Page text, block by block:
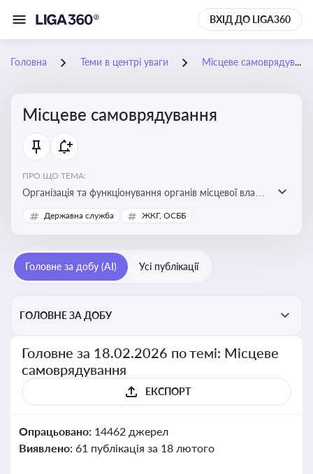
ВХІД ДО LIGA360
Головна Теми в центрі уваги Місцеве самоврядування
Місцеве самоврядування
ПРО ЩО ТЕМА:
Організація та функціонування органів місцевої влади,
які приймають рішення та здійснюють управлінські
функції на рівні місцевих громад (міст, сіл, селищ)
Державна служба ЖКГ, ОСББ
Головне за добу (AI) Усі публікації
ГОЛОВНЕ ЗА ДОБУ
Головне за 18.02.2026 по темі: Місцеве
самоврядування
ЕКСПОРТ
Опрацьовано: 14462 джерел
Виявлено: 61 публікація за 18 лютого